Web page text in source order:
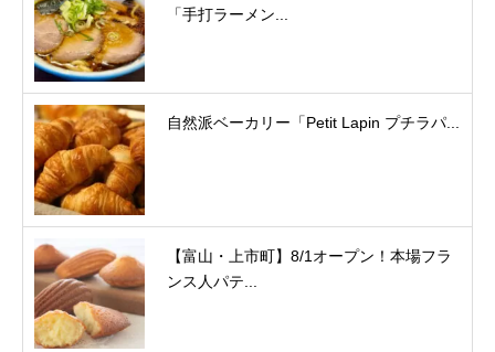
「手打ラーメン...
自然派ベーカリー「Petit Lapin プチラパ...
【富山・上市町】8/1オープン！本場フラ
ンス人パテ...